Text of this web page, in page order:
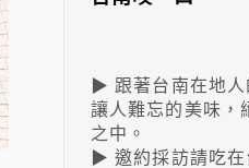
▶ 跟著台南在地人
讓人難忘的美味，
之中。
▶ 邀約採訪請吃